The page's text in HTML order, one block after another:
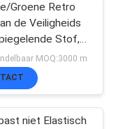
128
Groene Retro
de Veiligheids
Stof,
Band
MOQ:3000 m
niet Elastisch